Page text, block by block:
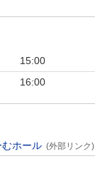
15:00
16:00
ホール (外部リンク)